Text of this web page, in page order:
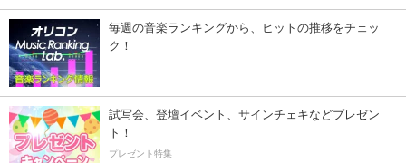
毎週の音楽ランキングから、ヒットの推移をチェッ
ク！
試写会、登壇イベント、サインチェキなどプレゼン
ト！
プレゼント特集